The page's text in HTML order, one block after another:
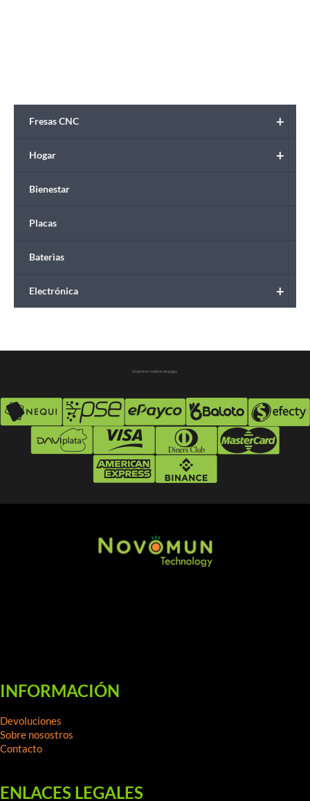
+
Fresas CNC
+
Hogar
Bienestar
Placas
Baterìas
+
Electrónica
Nuestros medios de pago:
INFORMACIÓN
Devoluciones
Sobre nosostros
Contacto
ENLACES LEGALES